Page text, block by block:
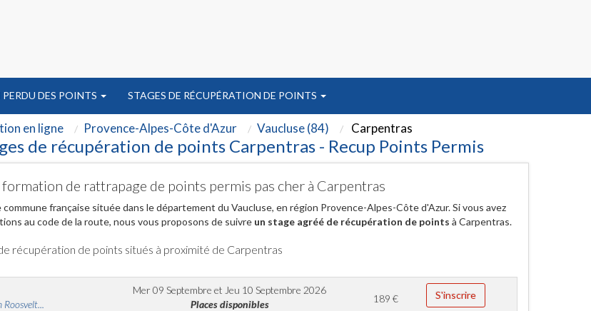
PERDU DES POINTS STAGES DE RÉCUPÉRATION DE POINTS
en ligne Provence-Alpes-Côte d'Azur Vaucluse (84) Carpentras
de récupération de points Carpentras - Recup Points Permis
formation de rattrapage de points permis pas cher à Carpentras
française située dans le département du Vaucluse, en région Provence-Alpes-Côte d'Azur. Si vous avez
au code de la route, nous vous proposons de suivre un stage agréé de récupération de points à Carpentras.
récupération de points situés à proximité de Carpentras
Mer 09 Septembre et Jeu 10 Septembre 2026
Places disponibles
189€ S'inscrire